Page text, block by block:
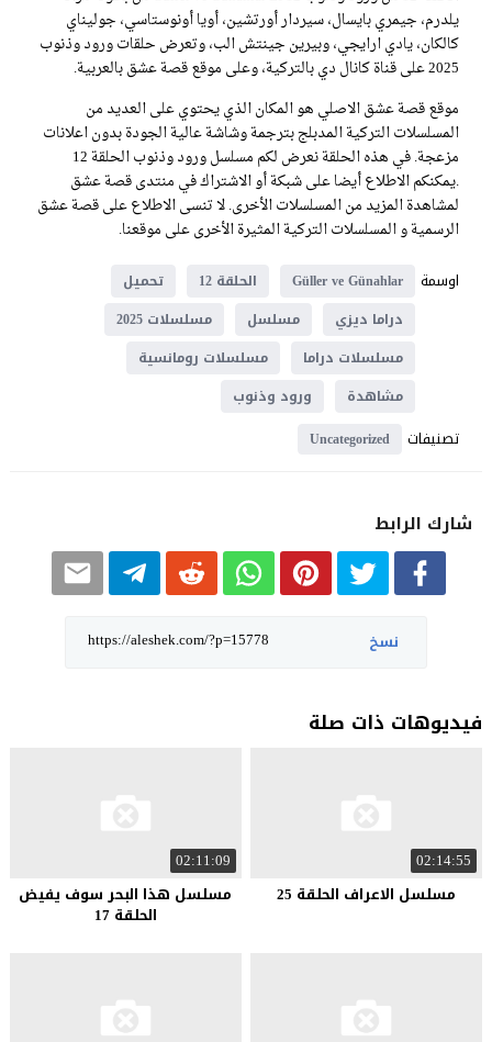
يلدرم، جيمري بايسال، سيردار أورتشين، أويا أونوستاسي، جوليناي
كالكان، يادي ارايجي، وبيرين جينتش الب، وتعرض حلقات ورود وذنوب
2025 على قناة كانال دي بالتركية، وعلى موقع قصة عشق بالعربية.
موقع قصة عشق الاصلي هو المكان الذي يحتوي على العديد من
المسلسلات التركية المدبلج بترجمة وشاشة عالية الجودة بدون اعلانات
مزعجة. في هذه الحلقة نعرض لكم مسلسل ورود وذنوب الحلقة 12
.يمكنكم الاطلاع أيضا على شبكة أو الاشتراك في منتدى قصة عشق
لمشاهدة المزيد من المسلسلات الأخرى. لا تنسى الاطلاع على قصة عشق
الرسمية و المسلسلات التركية المثيرة الأخرى على موقعنا.
اوسمة
Güller ve Günahlar الحلقة 12
تحميل
دراما ديزي
مسلسل
مسلسلات 2025
مسلسلات دراما
مسلسلات رومانسية
مشاهدة
ورود وذنوب
تصنيفات Uncategorized
شارك الرابط
نسخ
فيديوهات ذات صلة
02:14:55
مسلسل الاعراف الحلقة 25
02:11:09
مسلسل هذا البحر سوف يفيض
الحلقة 17